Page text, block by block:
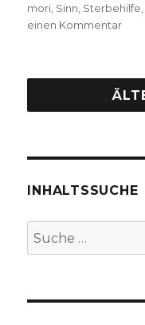
mori Sinn Sterbehilfe
einen Kommentarzu
14,
13,
–
INHALTSSUCHE
Suche
nach: